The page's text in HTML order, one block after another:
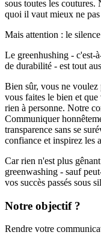
sous toutes les coutures.
quoi il vaut mieux ne pas
Mais attention : le
Le greenhushing - c'est-
de durabilité - est tout
Bien sûr, vous ne voulez
vous faites le bien et
rien à personne. Notre
Communiquer
transparence sans se
confiance et inspirez les
Car rien n'est plus
greenwashing - sauf
vos succès passés sous
Notre objectif ?
Rendre votre